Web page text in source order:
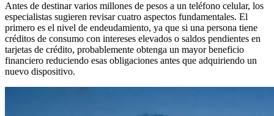
Antes de destinar varios millones de pesos a un teléfono celular, los
especialistas sugieren revisar cuatro aspectos fundamentales. El
primero es el nivel de endeudamiento, ya que si una persona tiene
créditos de consumo con intereses elevados o saldos pendientes en
tarjetas de crédito, probablemente obtenga un mayor beneficio
financiero reduciendo esas obligaciones antes que adquiriendo un
nuevo dispositivo.